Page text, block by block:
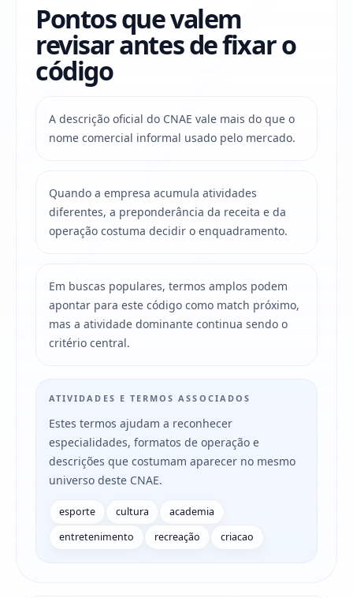
Pontos que valem
revisar antes de fixar o
código
A descrição oficial do CNAE vale mais do que o
nome comercial informal usado pelo mercado.
Quando a empresa acumula atividades
diferentes, a preponderância da receita e da
operação costuma decidir o enquadramento.
Em buscas populares, termos amplos podem
apontar para este código como match próximo,
mas a atividade dominante continua sendo o
critério central.
ATIVIDADES E TERMOS ASSOCIADOS
Estes termos ajudam a reconhecer
especialidades, formatos de operação e
descrições que costumam aparecer no mesmo
universo deste CNAE.
esporte cultura
academia
entretenimento
recreação criacao